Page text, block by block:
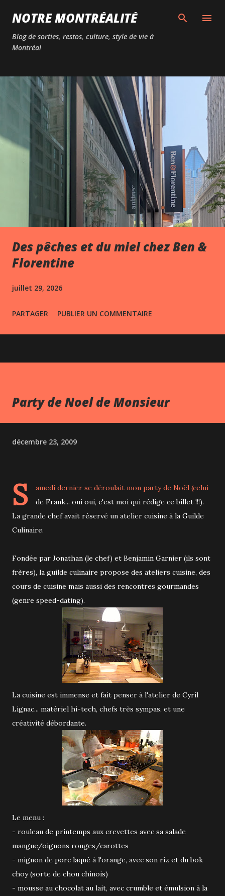
Passer au contenu principal
NOTRE MONTRÉALITÉ
Blog de sorties, restos, culture, style de vie à
Montréal
Des pêches et du miel chez Ben &
Florentine
juillet 29, 2026
PARTAGER PUBLIER UN COMMENTAIRE
Party de Noel de Monsieur
décembre 23, 2009
S
amedi dernier se déroulait mon party de Noël (celui
de Frank... oui oui, c'est moi qui rédige ce billet !!!).
La grande chef avait réservé un atelier cuisine à la Guilde
Culinaire.
Fondée par Jonathan (le chef) et Benjamin Garnier (ils sont
frères), la guilde culinaire propose des ateliers cuisine, des
cours de cuisine mais aussi des rencontres gourmandes
(genre speed-dating).
La cuisine est immense et fait penser à l'atelier de Cyril
Lignac... matériel hi-tech, chefs très sympas, et une
créativité débordante.
Le menu :
- rouleau de printemps aux crevettes avec sa salade
mangue/oignons rouges/carottes
- mignon de porc laqué à l'orange, avec son riz et du bok
choy (sorte de chou chinois)
- mousse au chocolat au lait, avec crumble et émulsion à la